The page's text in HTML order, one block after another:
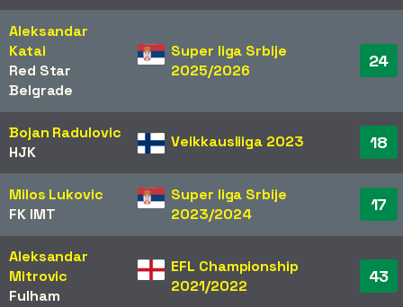
Aleksandar
Katai
Red Star
Belgrade
Super liga Srbije
2025/2026
24
Bojan Radulovic
HJK
Veikkausliiga 2023 18
Milos Lukovic
FK IMT
Super liga Srbije
2023/2024
17
Aleksandar
Mitrovic
Fulham
EFL Championship
2021/2022
43